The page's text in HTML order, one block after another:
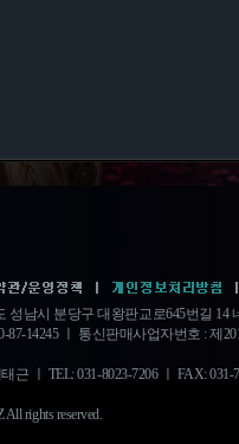
성남시 분당구 대왕판교로645번길 14
87-14245 ㅣ 통신판매사업자번호 : 제
근 ㅣ TEL: 031-8023-7206 ㅣ FAX: 031-
rights reserved.